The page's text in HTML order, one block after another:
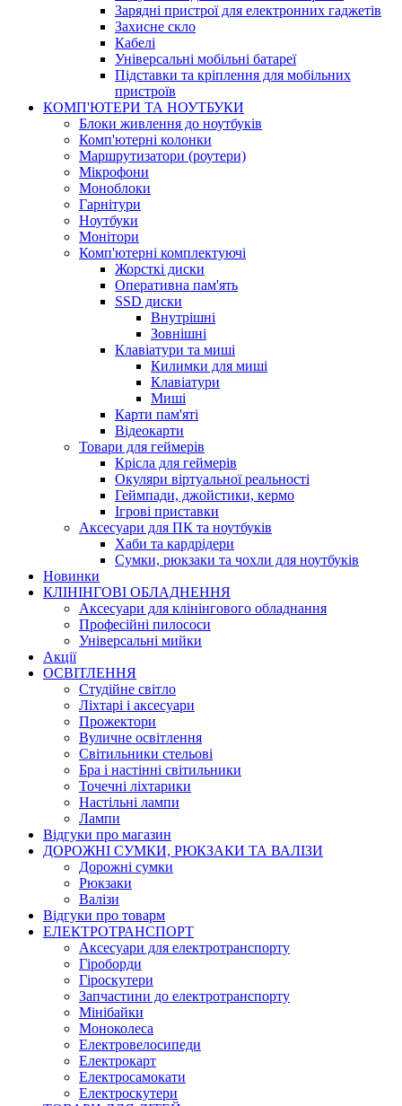
Зарядні пристрої для електронних гаджетів
Захисне скло
Кабелі
Універсальні мобільні батареї
Підставки та кріплення для мобільних
пристроїв
КОМП'ЮТЕРИ ТА НОУТБУКИ
Блоки живлення до ноутбуків
Комп'ютерні колонки
Маршрутизатори (роутери)
Мікрофони
Моноблоки
Гарнітури
Ноутбуки
Монітори
Комп'ютерні комплектуючі
Жорсткі диски
Оперативна пам'ять
SSD диски
Внутрішні
Зовнішні
Клавіатури та миші
Килимки для миші
Клавіатури
Миші
Карти пам'яті
Відеокарти
Товари для геймерів
Крісла для геймерів
Окуляри віртуальної реальності
Геймпади, джойстики, кермо
Ігрові приставки
Аксесуари для ПК та ноутбуків
Хаби та кардрідери
Сумки, рюкзаки та чохли для ноутбуків
Новинки
КЛІНІНГОВІ ОБЛАДНЕННЯ
Аксесуари для клінінгового обладнання
Професійні пилососи
Універсальні мийки
Акції
ОСВІТЛЕННЯ
Студійне світло
Ліхтарі і аксесуари
Прожектори
Вуличне освітлення
Світильники стельові
Бра і настінні світильники
Точечні ліхтарики
Настільні лампи
Лампи
Відгуки про магазин
ДОРОЖНІ СУМКИ, РЮКЗАКИ ТА ВАЛІЗИ
Дорожні сумки
Рюкзаки
Валізи
Відгуки про товарм
ЕЛЕКТРОТРАНСПОРТ
Аксесуари для електротранспорту
Гіроборди
Гіроскутери
Запчастини до електротранспорту
Мінібайки
Моноколеса
Електровелосипеди
Електрокарт
Електросамокати
Електроскутери